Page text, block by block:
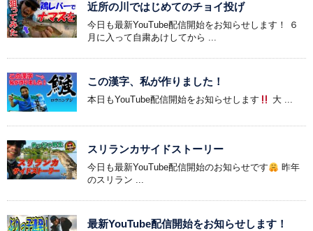
近所の川ではじめてのチョイ投げ
今日も最新YouTube配信開始をお知らせします！ ６
月に入って自粛あけしてから ...
この漢字、私が作りました！
本日もYouTube配信開始をお知らせします 大 ...
スリランカサイドストーリー
今日も最新YouTube配信開始のお知らせです
昨年
のスリラン ...
最新YouTube配信開始をお知らせします！